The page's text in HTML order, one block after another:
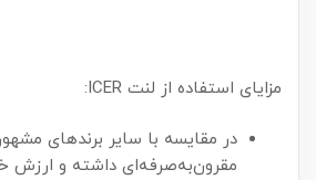
مزایای استفاده از لنت ICER:
مقرون‌به‌صرفه‌ای داشته و ارزش